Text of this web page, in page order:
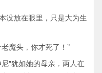
没放在眼里，只是大为生
魔头，你才死了！”
”犹如她的母亲，两人在